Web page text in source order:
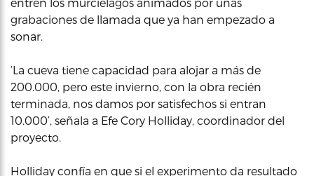
grabaciones de llamada que ya han empezado a
sonar.
‘La cueva tiene capacidad para alojar a más de
200.000, pero este invierno, con la obra recién
terminada, nos damos por satisfechos si entran
10.000’, señala a Efe Cory Holliday, coordinador del
proyecto.
Holliday confía en que si el experimento da resultado